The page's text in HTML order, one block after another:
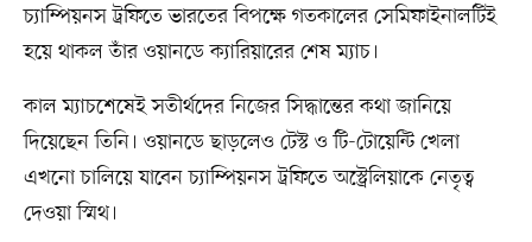
চ্যাম্পিয়নস ট্রফিতে ভারতের বিপক্ষে গতকালের সেমিফাইনালটিই
হয়ে থাকল তাঁর ওয়ানডে ক্যারিয়ারের শেষ ম্যাচ।
কাল ম্যাচশেষেই সতীর্থদের নিজের সিদ্ধান্তের কথা জানিয়ে
দিয়েছেন তিনি। ওয়ানডে ছাড়লেও টেস্ট ও টি-টোয়েন্টি খেলা
এখনো চালিয়ে যাবেন চ্যাম্পিয়নস ট্রফিতে অস্ট্রেলিয়াকে নেতৃত্ব
দেওয়া স্মিথ।